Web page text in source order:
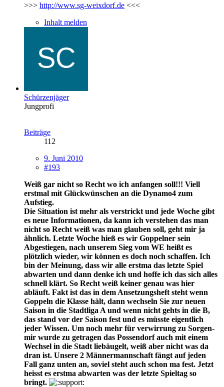
>>> http://www.sg-weixdorf.de <<<
Inhalt melden
Schürzenjäger
Jungprofi
Beiträge
112
9. Juni 2010
#193
Weiß gar nicht so Recht wo ich anfangen soll!!! Viell
erstmal mit Glückwünschen an die Dynamo4 zum
Aufstieg.
Die Situation ist mehr als verstrickt und jede Woche gibt
es neue Informationen, da kann ich verstehen das man
nicht so Recht weiß was man glauben soll, geht mir ja
ähnlich. Letzte Woche hieß es wir Goppelner sein
Abgestiegen, nach unserem Sieg vom WE heißt es
plötzlich wieder, wir können es doch noch schaffen. Ich
bin der Meinung, dass wir alle erstma das letzte Spiel
abwarten und dann denke ich und hoffe ich das sich alles
schnell klärt. So Recht weiß keiner genau was hier
abläuft. Fakt ist das in dem Ansetzungsheft steht wenn
Goppeln die Klasse hält, dann wechseln Sie zur neuen
Saison in die Stadtliga A und wenn nicht gehts in die B,
das stand vor der Saison fest und es müsste eigentlich
jeder Wissen. Um noch mehr für verwirrung zu Sorgen-
mir wurde zu getragen das Possendorf auch mit einem
Wechsel in die Stadt liebäugelt, weiß aber nicht was da
dran ist. Unsere 2 Männermannschaft fängt auf jeden
Fall ganz unten an, soviel steht auch schon ma fest. Jetzt
heisst es erstma abwarten was der letzte Spieltag so
bringt.